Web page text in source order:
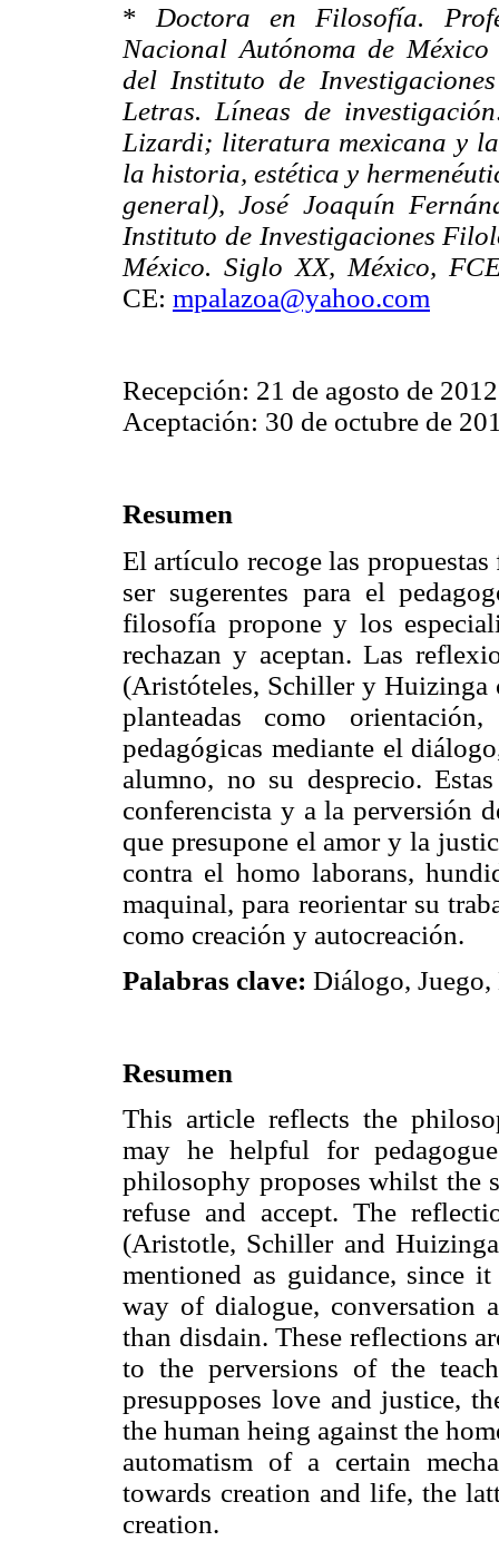
* Doctora en Filosofía.
Nacional Autónoma de
del Instituto de
Letras. Líneas de
Lizardi; literatura mexicana y
la historia, estética y
general), José Joaquín
Instituto de Investigaciones
México. Siglo XX, México,
CE: mpalazoa@yahoo.com
Recepción: 21 de agosto de
Aceptación: 30 de octubre de
Resumen
El artículo recoge las
ser sugerentes para el
filosofía propone y los
rechazan y aceptan. Las
(Aristóteles, Schiller y Huizinga
planteadas como
pedagógicas mediante el
alumno, no su desprecio.
conferencista y a la perversión
que presupone el amor y la
contra el homo laborans,
maquinal, para reorientar su
como creación y autocreación.
Palabras clave: Diálogo, Juego,
Resumen
This article reflects the
may he helpful for
philosophy proposes whilst the
refuse and accept. The
(Aristotle, Schiller and
mentioned as guidance, since
way of dialogue, conversation
than disdain. These reflections
to the perversions of the
presupposes love and justice,
the human heing against the
automatism of a certain
towards creation and life, the
creation.